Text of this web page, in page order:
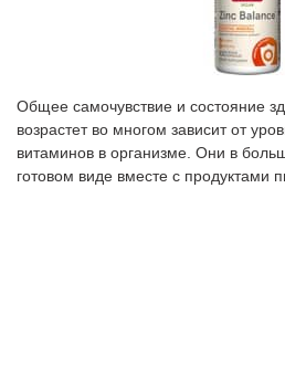
Общее самочувствие и состояние
возрастет во многом зависит от
витаминов в организме. Они в
готовом виде вместе с продуктами